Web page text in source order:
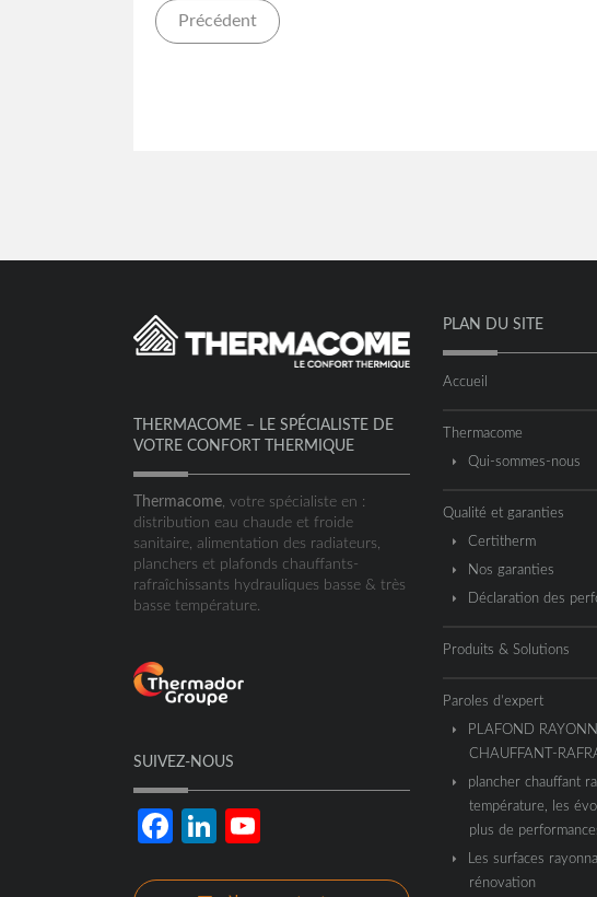
Précédent
THERMACOME – LE SPÉCIALISTE DE
VOTRE CONFORT THERMIQUE
Thermacome, votre spécialiste en :
distribution eau chaude et froide
sanitaire, alimentation des radiateurs,
planchers et plafonds chauffants-
rafraîchissants hydrauliques basse & très
basse température.
SUIVEZ-NOUS
FacebookLinkedIn
PLAN DU SITE
Accueil
Thermacome
Qui-sommes-nous
Qualité et garanties
Certitherm
Nos garanties
Déclaration des
Produits & Solutions
Paroles d’expert
PLAFOND
CHAUFFANT-
plancher chauffant
température, les
plus de
Les surfaces
rénovation